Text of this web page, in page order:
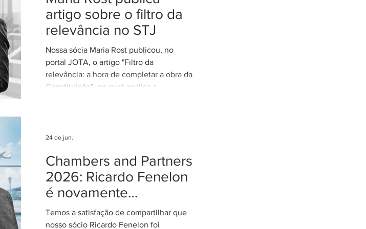
artigo sobre o filtro da
relevância no STJ
Nossa sócia Maria Rost publicou, no
portal JOTA, o artigo "Filtro da
relevância: a hora de completar a obra da
Constituição", no qual analisa a
para o sistema recursal brasileiro. No
regulamentação é essencial para que o
STJ exerça plenamente sua função
constitucional de uniformizar a
interpretação da legislação federal,
concentran
Chambers and Partners
2026: Ricardo Fenelon
é novamente
reconhecido em
Aviation: Regulatory
Temos a satisfação de compartilhar que
nosso sócio Ricardo Fenelon foi
24 de jun.